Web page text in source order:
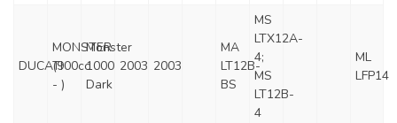
DUCATI
MONSTER
(900cc
- )
Monster
1000
Dark
2003 2003
MA
LT12B-
BS
MS
LTX12A-
4;
MS
LT12B-
4
ML
LFP14